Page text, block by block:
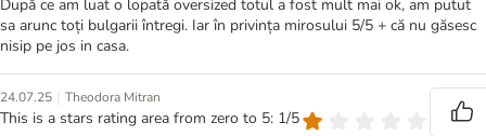
După ce am luat o lopată oversized totul a fost mult mai ok, am putut
sa arunc toți bulgarii întregi. Iar în privința mirosului 5/5 + că nu găsesc
nisip pe jos in casa.
24.07.25 | Theodora Mitran
This is a stars rating area from zero to 5: 1/5